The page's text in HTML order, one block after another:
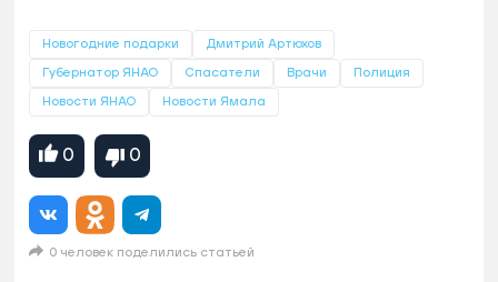
Новогодние подарки Дмитрий Артюхов
Губернатор ЯНАО Спасатели Врачи Полиция
Новости ЯНАО Новости Ямала
0 0
0 человек поделились статьей